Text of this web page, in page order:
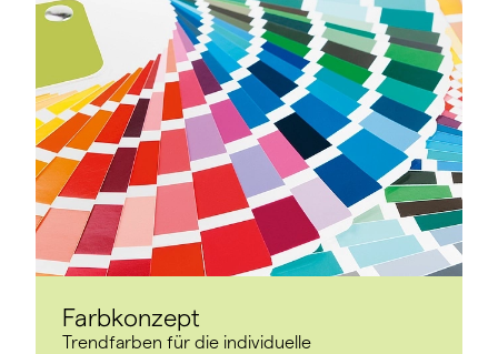
Farbkonzept
Trendfarben für die individuelle